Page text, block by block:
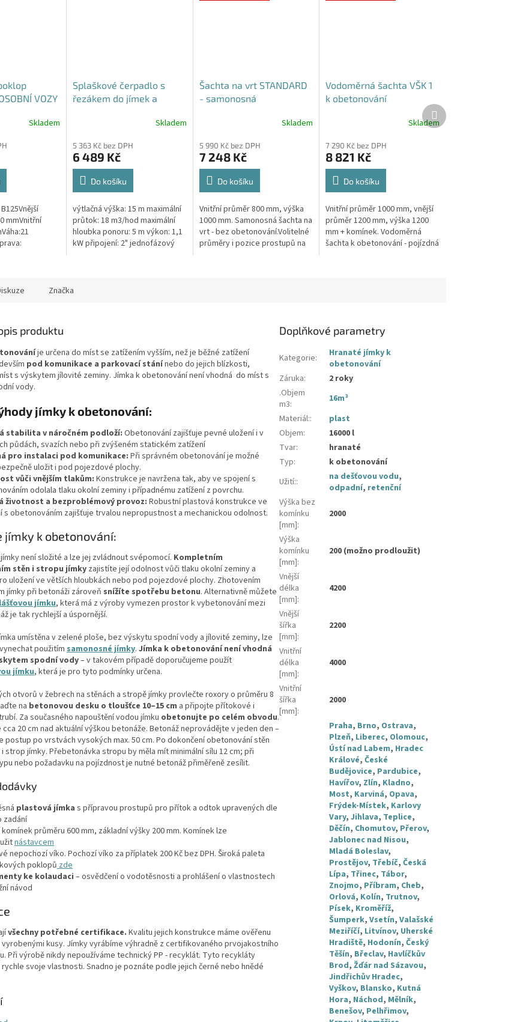
VOZY
Skladem
mmVnitřní
Splaškové čerpadlo s
řezákem do jímek a
produktu
je
5,0
5
hvězdiček.
Skladem
5 363 Kč bez DPH
6 489 Kč
Do košíku
výtlačná výška: 15 m maximální
průtok: 18 m3/hod maximální
hloubka ponoru: 5 m výkon: 1,1
kW připojení: 2" jednofázový
Šachta na vrt STANDARD
- samonosná
produktu
je
4,3
5
hvězdiček.
Skladem
5 990 Kč bez DPH
7 248 Kč
Do košíku
Vnitřní průměr 800 mm, výška
1000 mm. Samonosná šachta na
vrt - bez obetonování.Volitelné
průměry i pozice prostupů na
Vodoměrná šachta VŠK 1
k obetonování
Skladem
7 290 Kč bez DPH
8 821 Kč
Do košíku
Vnitřní průměr 1000 mm, vnější
průměr 1200 mm, výška 1200
mm + komínek. Vodoměrná
šachta k obetonování - pojízdná
Další
produkt
Značka
produktu
je určena do míst se zatížením vyšším, než je běžné zatížení
pod komunikace a parkovací stánínebo do jejich blízkosti,
s výskytem jílovité zeminy. Jímka k obetonování není vhodná do míst s
vody.
jímky k obetonování:
stabilita v náročném podloží:Obetonování zajišťuje pevné uložení i v
půdách, svazích nebo při zvýšeném statickém zatížení
pro instalaci pod komunikace: Při správném obetonování je možné
uložit i pod pojezdové plochy.
vůči vnějším tlakům:Konstrukce je navržena tak, aby ve spojení s
odolala tlaku okolní zeminy i případnému zatížení z povrchu.
životnost a bezproblémový provoz:Robustní plastová konstrukce ve
s obetonováním zajišťuje trvalou nepropustnost a mechanickou odolnost.
jímky k obetonování:
není složité a lze jej zvládnout svépomocí. Kompletním
stěn i stropu jímky zajistíte její odolnost vůči tlaku okolní zeminy a
uložení ve větších hloubkách nebo pod pojezdové plochy. Zhotovením
jímky při betonáži zároveň snížíte spotřebu betonu. Alternativně můžete
jímku, která má z výroby vymezen prostor k vybetonování mezi
je tak rychlejší a úspornější.
umístěna v zelené ploše, bez výskytu spodní vody a jílovité zeminy, lze
použitím samonosné jímky. Jímka k obetonování není vhodná
spodní vody– v takovém případě doporučujeme použít
jímku, která je pro tyto podmínky určena.
otvorů v žebrech na stěnách a stropě jímky provlečte roxory o průměru 8
na betonovou desku o tloušťce 10–15 cm a připojte přítokové i
Za současného napouštění vodou jímku obetonujte po celém obvodu.
cca 20 cm nad aktuální výškou betonáže. Betonáž neprovádějte v jeden den –
postup po vrstvách vysokých max. 50 cm. Po dokončení obetonování stěn
strop jímky. Přebetonávka stropu by měla mít minimální sílu 12 cm; při
nebo požadavku na pojízdnost je nutné betonáž přiměřeně zesílit.
plastová jímka s přípravou prostupů pro přítok a odtok upravených dle
zadání
průměru 600 mm, základní výšky 200 mm. Komínek lze
nástavcem
nepochozí víko. Pochozí víko za příplatek 200 Kč bez DPH. Široká paleta
poklopůzde
ke kolaudaci – osvědčení o vodotěsnosti a prohlášení o vlastnostech
návod
všechny potřebné certifikace. Kvalitu jejich konstrukce máme ověřenu
kusy. Jímky vyrábíme výhradně z certifikovaného prvojakostního
Při výrobě nikdy nepoužíváme technický PP - recyklát. Tyto recykláty
svoje vlastnosti. Snadno je poznáte podle jejich černé nebo hnědé
Doplňkové parametry
Kategorie:
Hranaté jímky k
obetonování
Záruka:
2 roky
.Objem
m3:
16m³
Materiál::
plast
Objem:
16000 l
Tvar:
hranaté
Typ:
k obetonování
Užití:: na dešťovou vodu,
odpadní, retenční
Výška bez
komínku
[mm]:
2000
Výška
komínku
[mm]:
200 (možno prodloužit)
Vnější
délka
[mm]:
4200
Vnější
šířka
[mm]:
2200
Vnitřní
délka
[mm]:
4000
Vnitřní
šířka
[mm]:
2000
Praha, Brno, Ostrava,
Plzeň, Liberec, Olomouc,
Ústí nad Labem, Hradec
Králové,České
Budějovice, Pardubice,
Havířov, Zlín, Kladno,
Most, Karviná, Opava,
Frýdek-Místek, Karlovy
Vary,Jihlava, Teplice,
Děčín, Chomutov, Přerov,
Jablonec nad Nisou,
Mladá Boleslav,
Prostějov, Třebíč,Česká
Lípa, Třinec, Tábor,
Znojmo, Příbram, Cheb,
Orlová, Kolín, Trutnov,
Písek, Kroměříž,
Šumperk,Vsetín,Valašské
Meziříčí, Litvínov, Uherské
Hradiště, Hodonín,Český
Těšín, Břeclav, Havlíčkův
Brod,Žďár nad Sázavou,
Jindřichův Hradec,
Vyškov, Blansko, Kutná
Hora, Náchod, Mělník,
Benešov, Pelhřimov,